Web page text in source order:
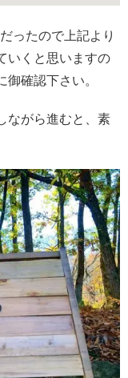
ったので上記より
いくと思いますの
確認下さい。
ながら進むと、素